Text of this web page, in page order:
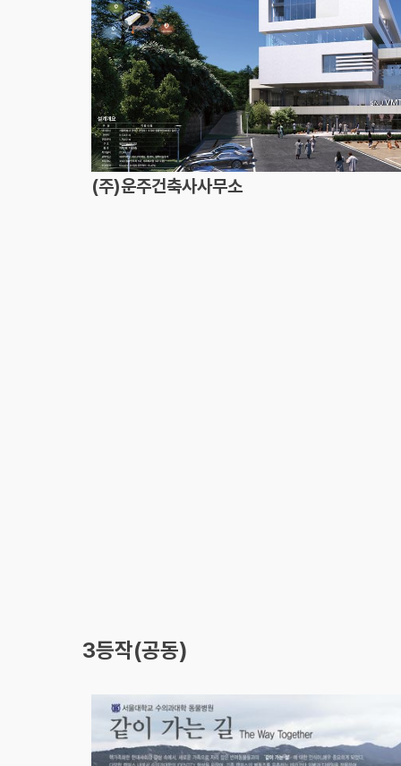
(주)운주건축사사무소
3등작(공동)